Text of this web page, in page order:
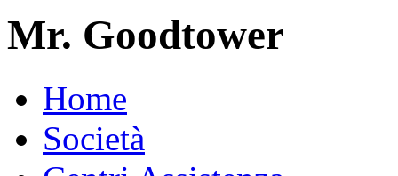
Mr. Goodtower
Home
Società